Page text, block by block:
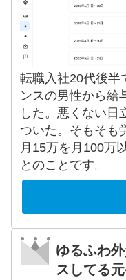
転職入社20代後半
ンスの男性から給
した。悪くない日
ついた。そもそも
月15万を月100万
とのことです。
ゆるふわ
スしてる